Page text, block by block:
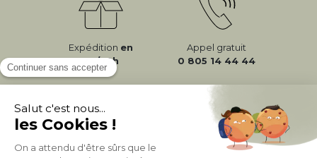
Expédition en
24/72h
Appel gratuit
0 805 14 44 44
À PROPOS DE MILIBOO